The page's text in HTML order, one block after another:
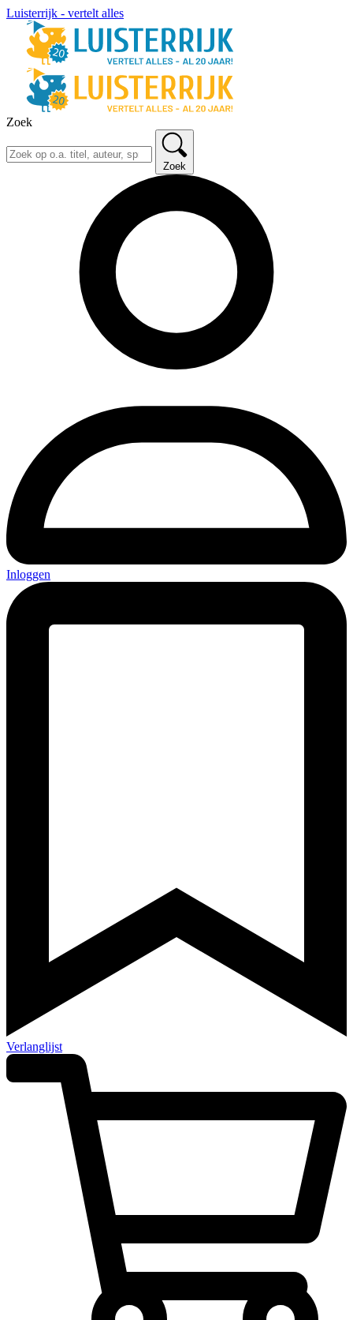
Luisterrijk - vertelt alles
Zoek
Zoek
Inloggen
Verlanglijst